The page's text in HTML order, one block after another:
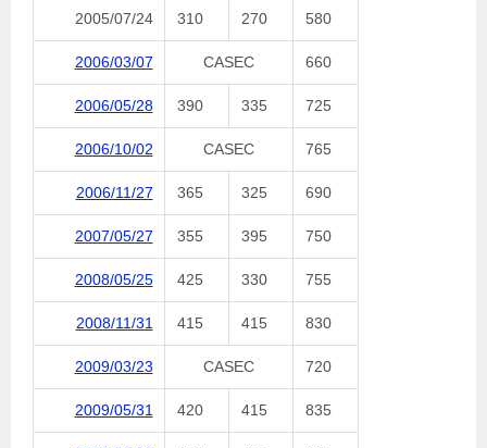
2005/07/24 310 270 580
2006/03/07 CASEC 660
2006/05/28 390 335 725
2006/10/02 CASEC 765
2006/11/27 365 325 690
2007/05/27 355 395 750
2008/05/25 425 330 755
2008/11/31 415 415 830
2009/03/23 CASEC 720
2009/05/31 420 415 835